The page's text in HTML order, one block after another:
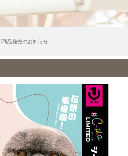
商品発売のお知らせ